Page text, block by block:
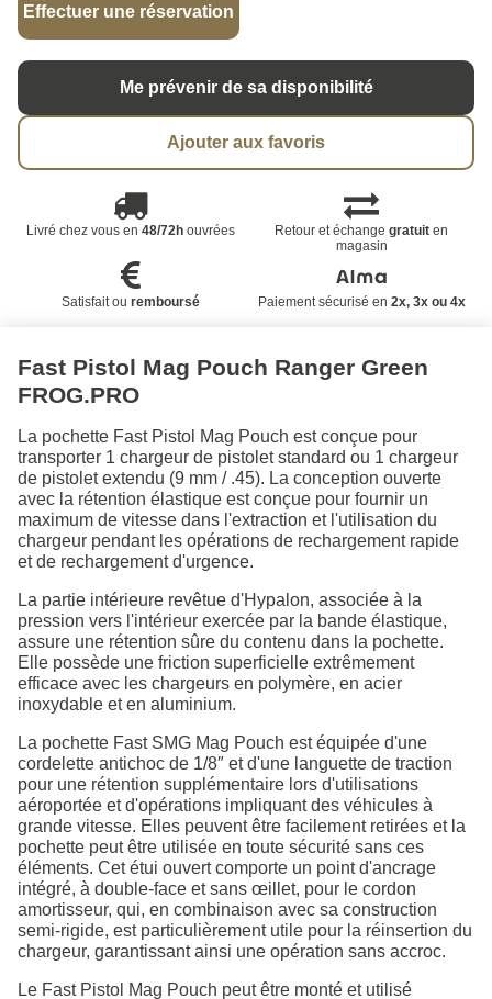
Effectuer une réservation
Me prévenir de sa disponibilité
Ajouter aux favoris
Livré chez vous en 48/72houvrées Retour et échangegratuit en
magasin
Satisfait ou remboursé Paiement sécurisé en 2x, 3x ou 4x
Fast Pistol Mag Pouch Ranger Green
FROG.PRO
La pochette Fast Pistol Mag Pouch est conçue pour
transporter 1 chargeur de pistolet standard ou 1 chargeur
de pistolet extendu (9 mm / .45). La conception ouverte
avec la rétention élastique est conçue pour fournir un
maximum de vitesse dans l'extraction et l'utilisation du
chargeur pendant les opérations de rechargement rapide
et de rechargement d'urgence.
La partie intérieure revêtue d'Hypalon, associée à la
pression vers l'intérieur exercée par la bande élastique,
assure une rétention sûre du contenu dans la pochette.
Elle possède une friction superficielle extrêmement
efficace avec les chargeurs en polymère, en acier
inoxydable et en aluminium.
La pochette Fast SMG Mag Pouch est équipée d'une
cordelette antichoc de 1/8″ et d'une languette de traction
pour une rétention supplémentaire lors d'utilisations
aéroportée et d'opérations impliquant des véhicules à
grande vitesse. Elles peuvent être facilement retirées et la
pochette peut être utilisée en toute sécurité sans ces
éléments. Cet étui ouvert comporte un point d'ancrage
intégré, à double-face et sans œillet, pour le cordon
amortisseur, qui, en combinaison avec sa construction
semi-rigide, est particulièrement utile pour la réinsertion du
chargeur, garantissant ainsi une opération sans accroc.
Le Fast Pistol Mag Pouch peut être monté et utilisé